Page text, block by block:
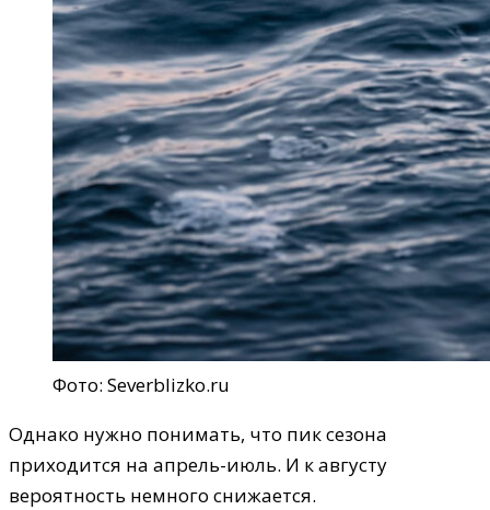
Фото: Severblizko.ru
Однако нужно понимать, что пик сезона
приходится на апрель-июль. И к августу
вероятность немного снижается.